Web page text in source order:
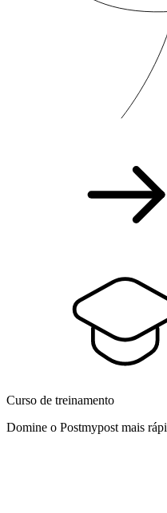
Curso de treinamento
Domine o Postmypost mais